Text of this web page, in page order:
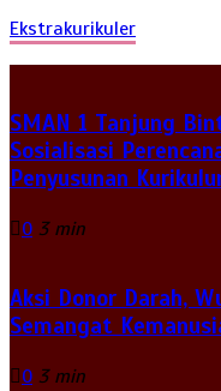
Ekstrakurikuler
SMAN 1 Tanjung
Sosialisasi
Penyusunan
0 3 min
Aksi Donor Darah,
Semangat
0 3 min